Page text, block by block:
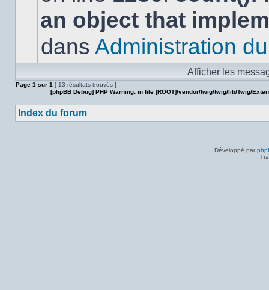
Aucun
nouveau
message
sujet.
an object that
dans Administration
Afficher les
Page 1 sur 1 [ 13 résultats trouvés ]
[phpBB Debug] PHP Warning: in file [ROOT]/vendor/twig/twig/lib/Twig/
Index du forum
Développé par